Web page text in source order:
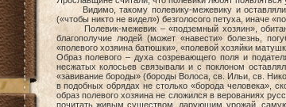
Видимо, такому полевику-межевику и оставляли
(«чтобы никто не видел») безголосого петуха, иначе
Полевик-межевик – «подземный хозяин»,
благополучие людей (может «навести» болезнь,
«полевого хозяина батюшки», «полевой хозяйки
Образ полевого – духа созревающего поля и
несжатых колосьев связывали и с поклоном
«завивание бороды» (бороды Волоса, св. Ильи, св.
в подобных обрядах не столько «борода человека»,
образ полевого хозяина не сложился в верованиях
почитать живым существом, дарующим урожай,